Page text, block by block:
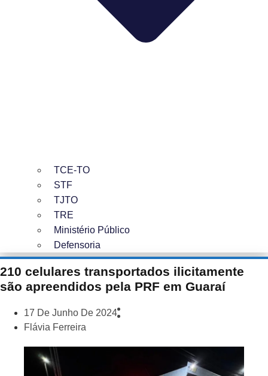
TCE-TO
STF
TJTO
TRE
Ministério Público
Defensoria
210 celulares transportados ilicitamente
são apreendidos pela PRF em Guaraí
17 De Junho De 2024
Flávia Ferreira